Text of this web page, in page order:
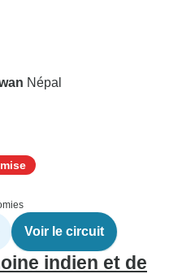
Népal
Voir le circuit
indien et de